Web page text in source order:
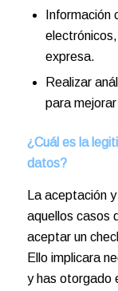
Información
expresa.
Realizar
para
¿Cuál es la
datos?
La aceptación
aquellos casos
aceptar un
Ello implicara
y has otorgado